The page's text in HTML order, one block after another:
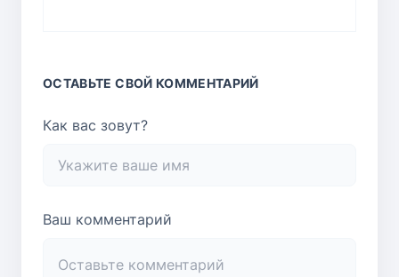
ОСТАВЬТЕ СВОЙ КОММЕНТАРИЙ
Как вас зовут?
Ваш комментарий